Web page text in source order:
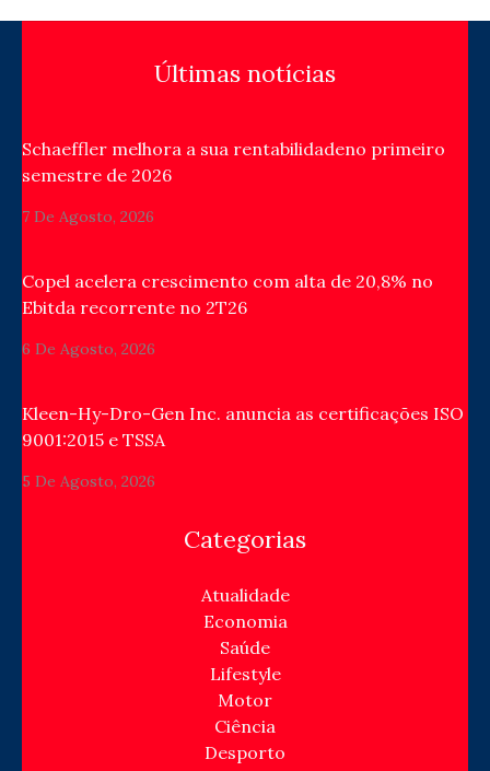
Últimas notícias
Schaeffler melhora a sua rentabilidadeno primeiro
semestre de 2026
7 De Agosto, 2026
Copel acelera crescimento com alta de 20,8% no
Ebitda recorrente no 2T26
6 De Agosto, 2026
Kleen-Hy-Dro-Gen Inc. anuncia as certificações ISO
9001:2015 e TSSA
5 De Agosto, 2026
Categorias
Atualidade
Economia
Saúde
Lifestyle
Motor
Ciência
Desporto